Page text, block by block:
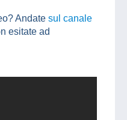
Andate sul canale
esitate ad